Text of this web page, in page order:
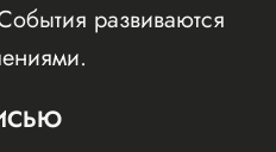
развиваются